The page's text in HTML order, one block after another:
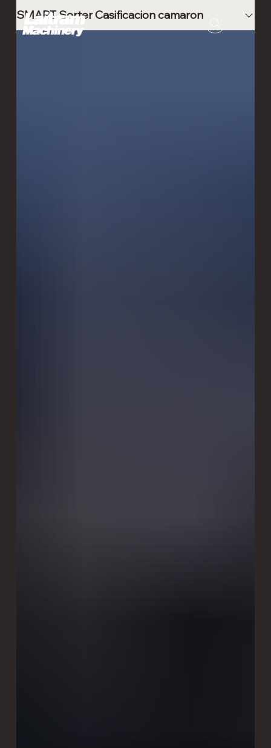
SMART Sorter Casificacion camaron